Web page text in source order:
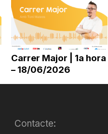
Carrer Major | 1a hora
– 18/06/2026
Contacte: